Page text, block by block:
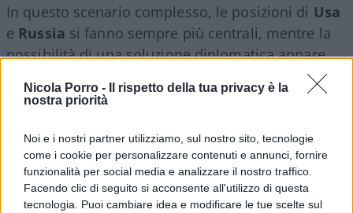
Nicola Porro -
Il rispetto della tua privacy è la
nostra priorità
Noi e i nostri partner utilizziamo, sul nostro sito, tecnologie
come i cookie per personalizzare contenuti e annunci, fornire
funzionalità per social media e analizzare il nostro traffico.
Facendo clic di seguito si acconsente all'utilizzo di questa
tecnologia. Puoi cambiare idea e modificare le tue scelte sul
In questo scenario complesso, le posizioni di Usa
e Russia si fanno sempre più centrali, mentre la
possibilità di una soluzione diplomatica appare
più concreta. L’amministrazione Trump infatti
valuta il riconoscimento della Crimea come
mettere fine al conflitto, come riportato da
Semafor. Vi sono pero anche richieste più dirette
da parte russa: il vice ministro degli Esteri russo
Aleksandr Grushkoha dichiarato che Mosca